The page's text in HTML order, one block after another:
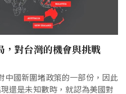
對台灣的機會與挑戰
中國新圍堵政策的一部份，因此
還是未知數時，就認為美國對